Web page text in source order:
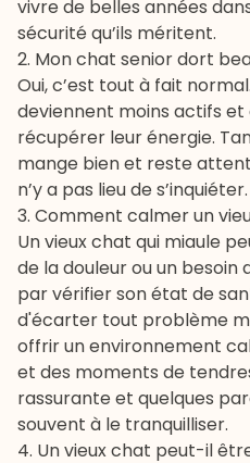
vivre de belles années
sécurité qu’ils méritent.
2. Mon chat senior dort
Oui, c’est tout à fait
deviennent moins actifs
récupérer leur énergie.
mange bien et reste
n’y a pas lieu de s’inquiéter.
3. Comment calmer un
Un vieuxchat qui miaule
de la douleur ou un besoin
par vérifier son état de
d'écarter tout problème
offrir un environnement
et des moments de
rassurante et quelques
souvent à le tranquilliser.
4. Un vieux chat peut-il